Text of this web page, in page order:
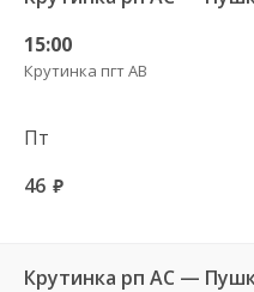
15:00
Крутинка пгт АВ
Пт
46 руб.
Крутинка рп АС —